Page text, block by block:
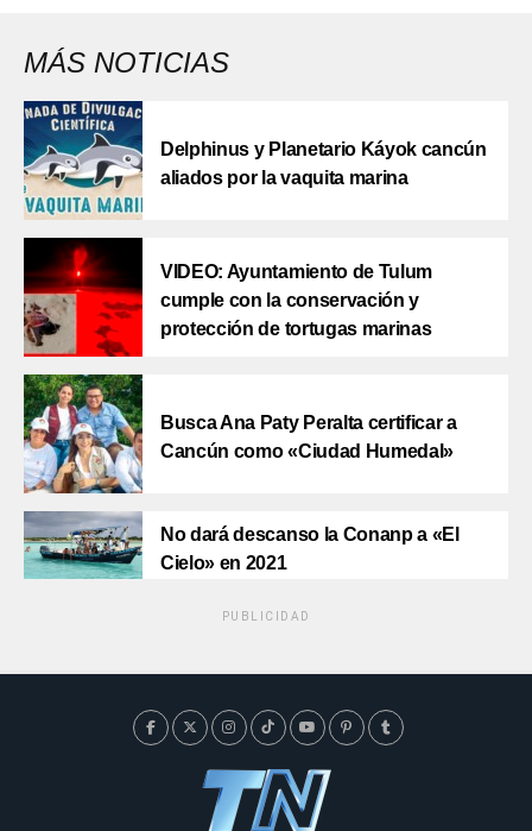
MÁS NOTICIAS
Delphinus y Planetario Káyok cancún
aliados por la vaquita marina
VIDEO: Ayuntamiento de Tulum
cumple con la conservación y
protección de tortugas marinas
Busca Ana Paty Peralta certificar a
Cancún como «Ciudad Humedal»
No dará descanso la Conanp a «El
Cielo» en 2021
PUBLICIDAD